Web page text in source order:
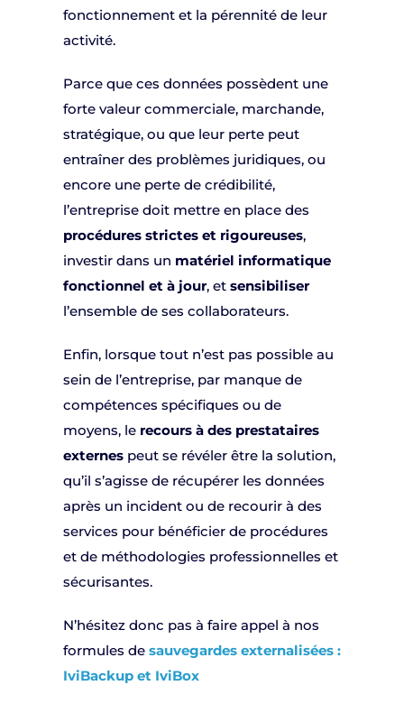
fonctionnement et la pérennité de leur
activité.
Parce que ces données possèdent une
forte valeur commerciale, marchande,
stratégique, ou que leur perte peut
entraîner des problèmes juridiques, ou
encore une perte de crédibilité,
l’entreprise doit mettre en place des
procédures strictes et rigoureuses,
investir dans un matériel informatique
fonctionnel et à jour, etsensibiliser
l’ensemble de ses collaborateurs.
Enfin, lorsque tout n’est pas possible au
sein de l’entreprise, par manque de
compétences spécifiques ou de
moyens, le recours à des prestataires
externespeut se révéler être la solution,
qu’il s’agisse de récupérer les données
après un incident ou de recourir à des
services pour bénéficier de procédures
et de méthodologies professionnelles et
sécurisantes.
N’hésitez donc pas à faire appel à nos
formules de sauvegardes externalisées :
IviBackup et IviBox